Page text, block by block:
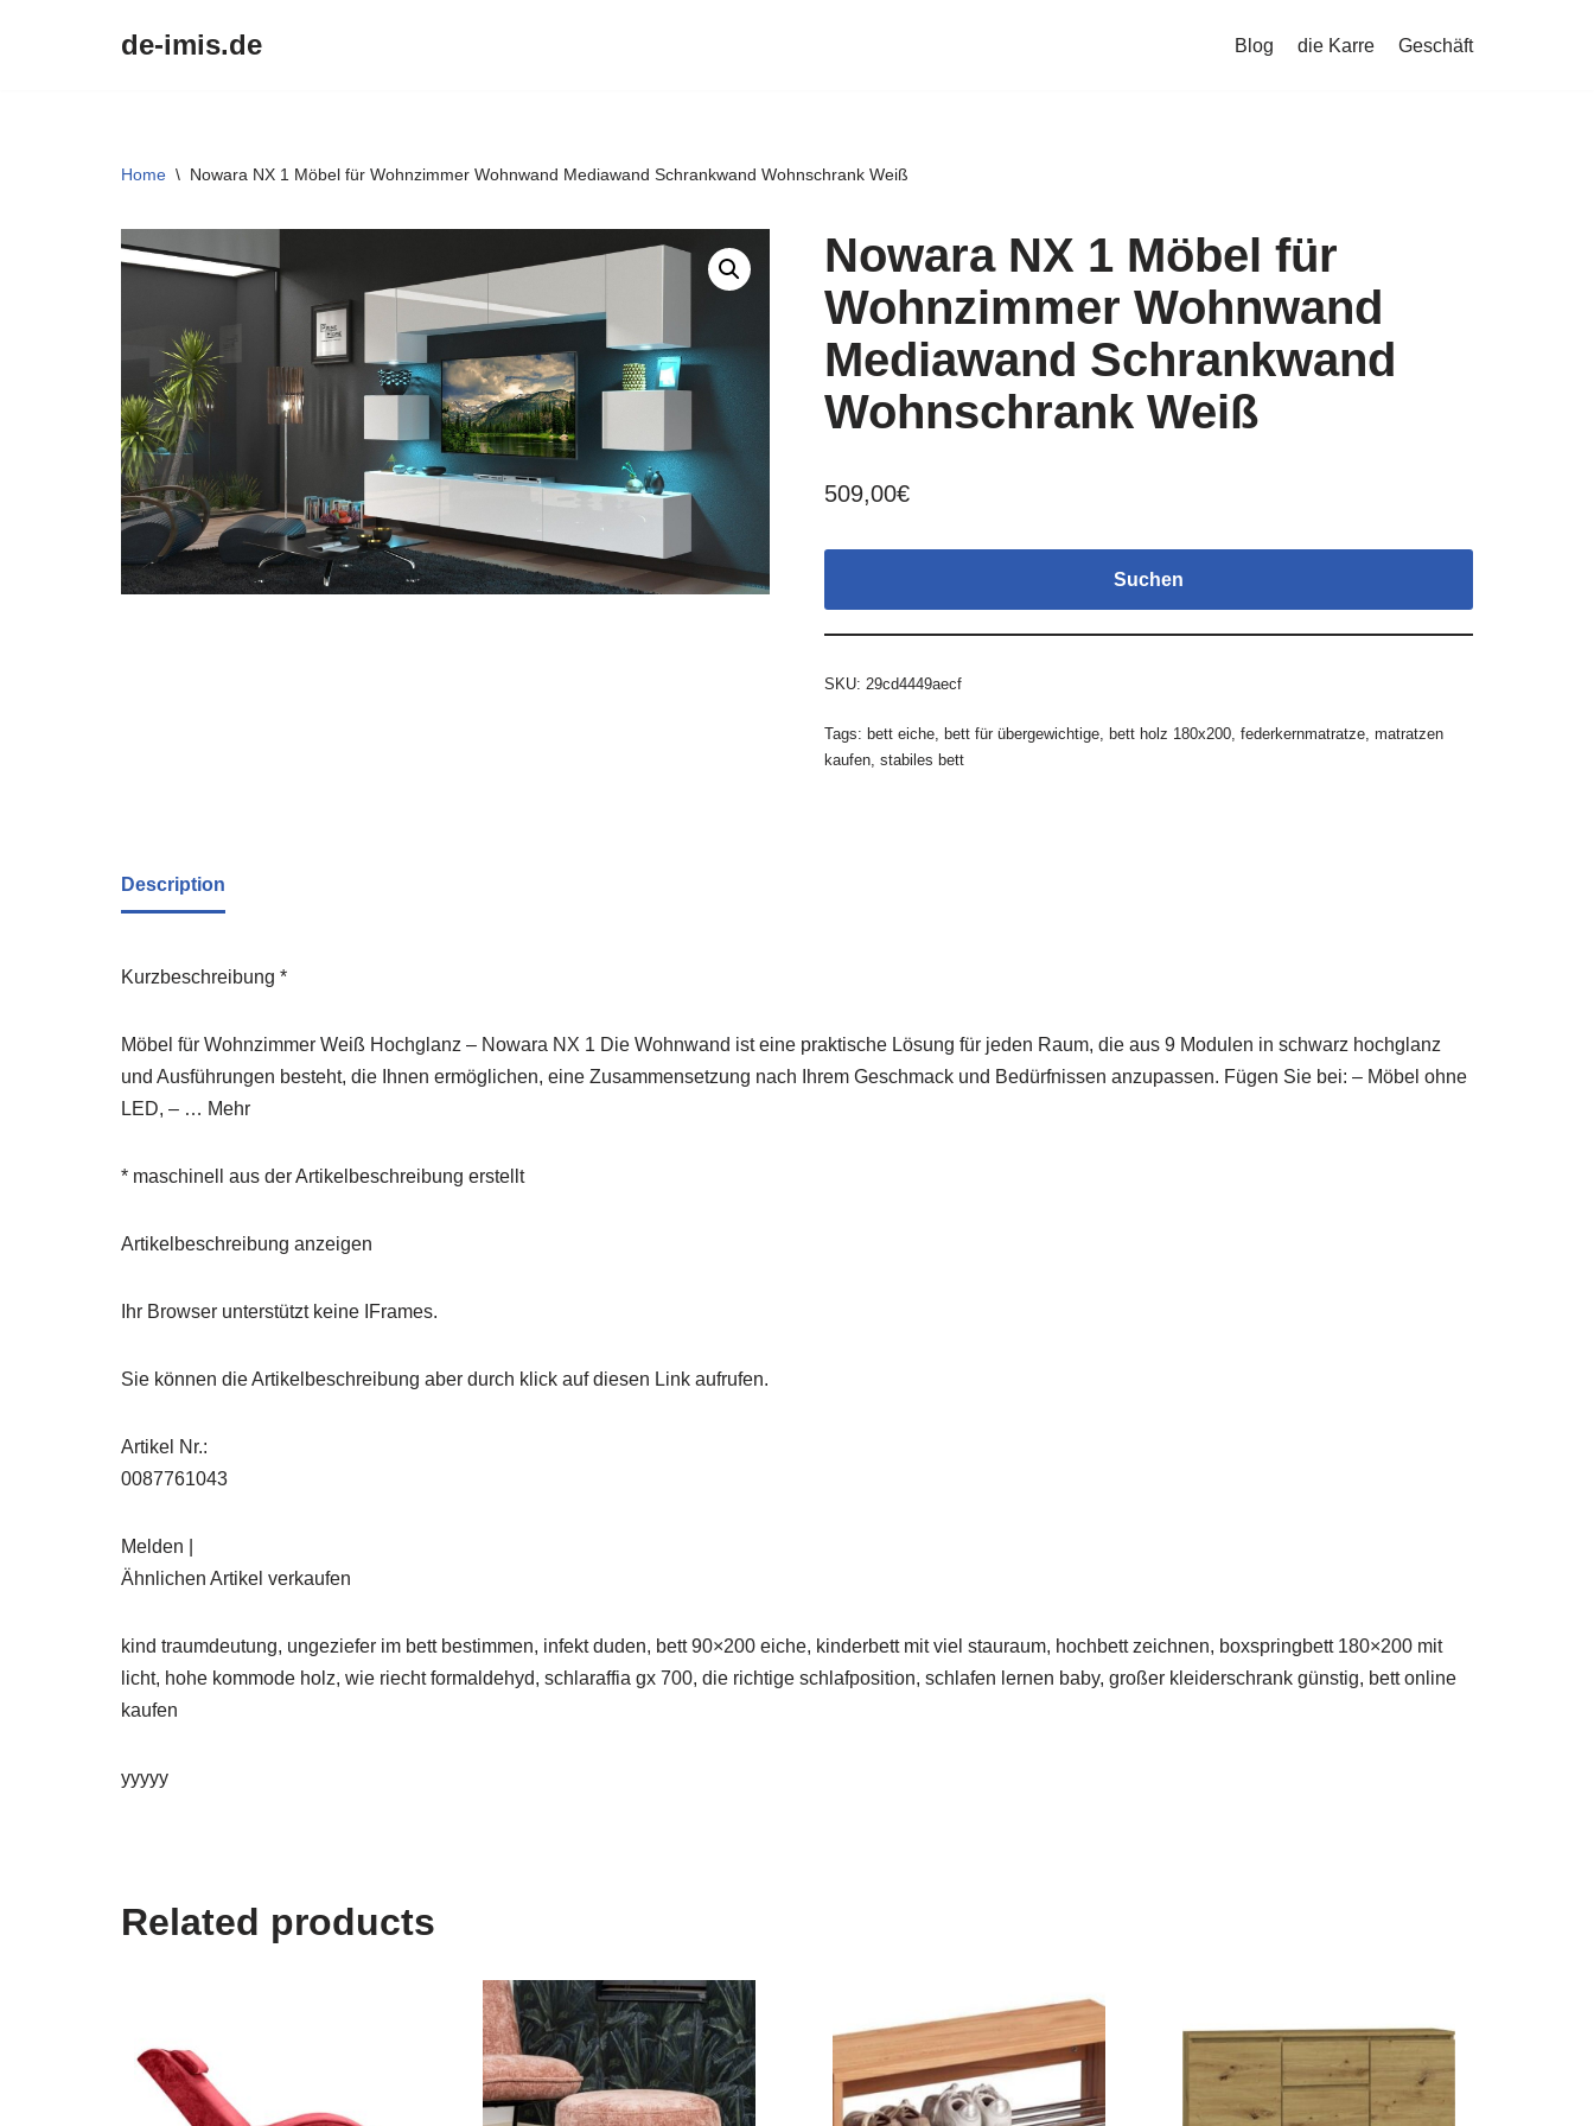
de-imis.de Blog die Karre Geschäft
Home \ Nowara NX 1 Möbel für Wohnzimmer Wohnwand Mediawand Schrankwand Wohnschrank Weiß
Nowara NX 1 Möbel für
Wohnzimmer Wohnwand
Mediawand Schrankwand
Wohnschrank Weiß
509,00€
Suchen
SKU: 29cd4449aecf
Tags: bett eiche, bett für übergewichtige, bett holz 180x200, federkernmatratze, matratzen
kaufen, stabiles bett
Description
Kurzbeschreibung *
Möbel für Wohnzimmer Weiß Hochglanz – Nowara NX 1 Die Wohnwand ist eine praktische Lösung für jeden Raum, die aus 9 Modulen in schwarz hochglanz
und Ausführungen besteht, die Ihnen ermöglichen, eine Zusammensetzung nach Ihrem Geschmack und Bedürfnissen anzupassen. Fügen Sie bei: – Möbel ohne
LED, – … Mehr
* maschinell aus der Artikelbeschreibung erstellt
Artikelbeschreibung anzeigen
Ihr Browser unterstützt keine IFrames.
Sie können die Artikelbeschreibung aber durch klick auf diesen Link aufrufen.
Artikel Nr.:
0087761043
Melden |
Ähnlichen Artikel verkaufen
kind traumdeutung, ungeziefer im bett bestimmen, infekt duden, bett 90×200 eiche, kinderbett mit viel stauraum, hochbett zeichnen, boxspringbett 180×200 mit
licht, hohe kommode holz, wie riecht formaldehyd, schlaraffia gx 700, die richtige schlafposition, schlafen lernen baby, großer kleiderschrank günstig, bett online
kaufen
yyyyy
Related products